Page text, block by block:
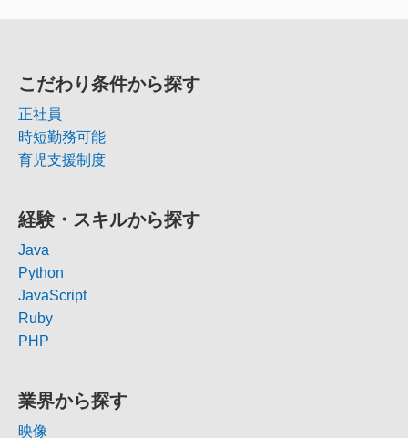
こだわり条件から探す
正社員
時短勤務可能
育児支援制度
経験・スキルから探す
Java
Python
JavaScript
Ruby
PHP
業界から探す
映像